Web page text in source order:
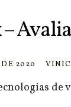
2020
de